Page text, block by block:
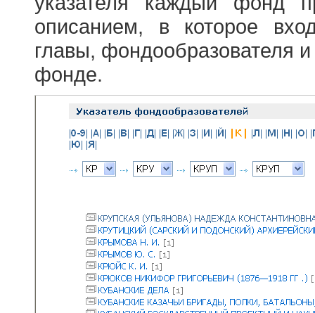
описанием, в которое
главы, фондообразователя
фонде.